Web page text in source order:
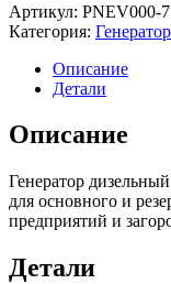
Артикул: PNEV000-
Категория:
Описание
Детали
Описание
Генератор
для основного и
предприятий и
Детали